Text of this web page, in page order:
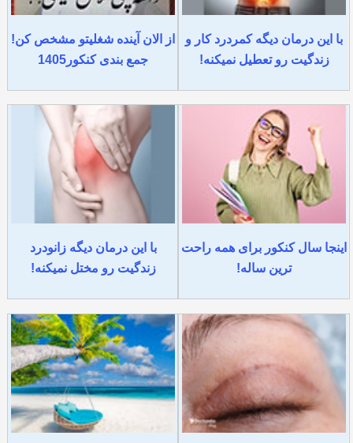
با این درمان دیگه کمردرد کار و
زندگیت رو تعطیل نمیکنه!
از الان آینده شغلیتو مشخص کن!
جمع بندی کنکور1405
اینجا سال کنکور برای همه راحت
ترین ساله!
با این درمان دیگه زانودرد
زندگیت رو مختل نمیکنه!